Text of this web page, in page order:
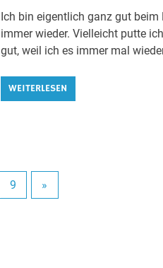
Ich bin eigentlich ganz gut
immer wieder. Vielleicht putte
gut, weil ich es immer mal
WEITERLESEN
9 »